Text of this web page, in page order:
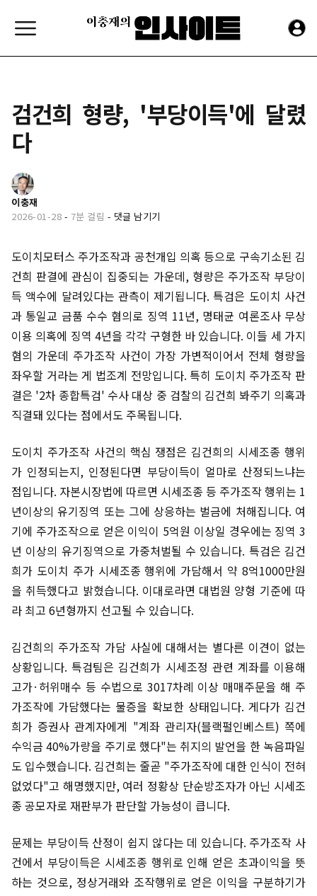
검건희 형량, '부당이득'에 달렸
다
이충재
2026-01-28 - 7분 걸림 - 댓글 남기기
도이치모터스 주가조작과 공천개입 의혹 등으로 구속기소된 김
건희 판결에 관심이 집중되는 가운데, 형량은 주가조작 부당이
득 액수에 달려있다는 관측이 제기됩니다. 특검은 도이치 사건
과 통일교 금품 수수 혐의로 징역 11년, 명태균 여론조사 무상
이용 의혹에 징역 4년을 각각 구형한 바 있습니다. 이들 세 가지
혐의 가운데 주가조작 사건이 가장 가변적이어서 전체 형량을
좌우할 거라는 게 법조계 전망입니다. 특히 도이치 주가조작 판
결은 '2차 종합특검' 수사 대상 중 검찰의 김건희 봐주기 의혹과
직결돼 있다는 점에서도 주목됩니다.
도이치 주가조작 사건의 핵심 쟁점은 김건희의 시세조종 행위
가 인정되는지, 인정된다면 부당이득이 얼마로 산정되느냐는
점입니다. 자본시장법에 따르면 시세조종 등 주가조작 행위는 1
년이상의 유기징역 또는 그에 상응하는 벌금에 처해집니다. 여
기에 주가조작으로 얻은 이익이 5억원 이상일 경우에는 징역 3
년 이상의 유기징역으로 가중처벌될 수 있습니다. 특검은 김건
희가 도이치 주가 시세조종 행위에 가담해서 약 8억1000만원
을 취득했다고 밝혔습니다. 이대로라면 대법원 양형 기준에 따
라 최고 6년형까지 선고될 수 있습니다.
김건희의 주가조작 가담 사실에 대해서는 별다른 이견이 없는
상황입니다. 특검팀은 김건희가 시세조정 관련 계좌를 이용해
고가·허위매수 등 수법으로 3017차례 이상 매매주문을 해 주
가조작에 가담했다는 물증을 확보한 상태입니다. 게다가 김건
희가 증권사 관계자에게 "계좌 관리자(블랙펄인베스트) 쪽에
수익금 40%가량을 주기로 했다"는 취지의 발언을 한 녹음파일
도 입수했습니다. 김건희는 줄곧 "주가조작에 대한 인식이 전혀
없었다"고 해명했지만, 여러 정황상 단순방조자가 아닌 시세조
종 공모자로 재판부가 판단할 가능성이 큽니다.
문제는 부당이득 산정이 쉽지 않다는 데 있습니다. 주가조작 사
건에서 부당이득은 시세조종 행위로 인해 얻은 초과이익을 뜻
하는 것으로, 정상거래와 조작행위로 얻은 이익을 구분하기가